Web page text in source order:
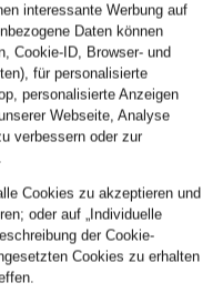
3/4-Arm
+Aktionsrabatt
Marc
T-Shirt
29,99 €
interessante Werbung auf
Daten können
Cookie-ID, Browser- und
für personalisierte
personalisierte Anzeigen
Webseite, Analyse
verbessern oder zur
Cookies zu akzeptieren und
oder auf „Individuelle
der Cookie-
Cookies zu erhalten